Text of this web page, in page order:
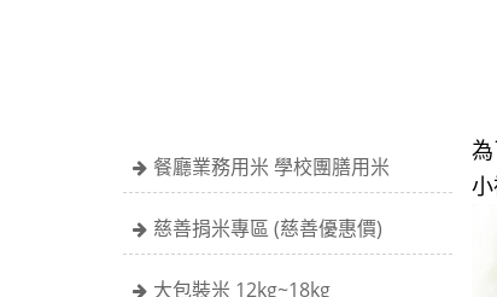
餐廳業務用米 學校團膳用米
慈善捐米專區 (慈善優惠價)
大包裝米 12kg~18kg